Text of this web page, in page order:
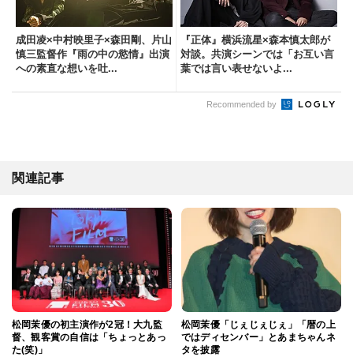
成田凌×中村映里子×森田剛、片山
慎三監督作『雨の中の慾情』出演
への素直な想いを吐...
『正体』横浜流星×森本慎太郎が
対談。共演シーンでは「お互い言
葉では言い表せないよ...
Recommended by
関連記事
松岡茉優の初主演作が2冠！大九監
督、観客賞の自信は「ちょっとあっ
た(笑)」
松岡茉優「じぇじぇじぇ」「暦の上
ではディセンバー」とあまちゃんネ
タを披露